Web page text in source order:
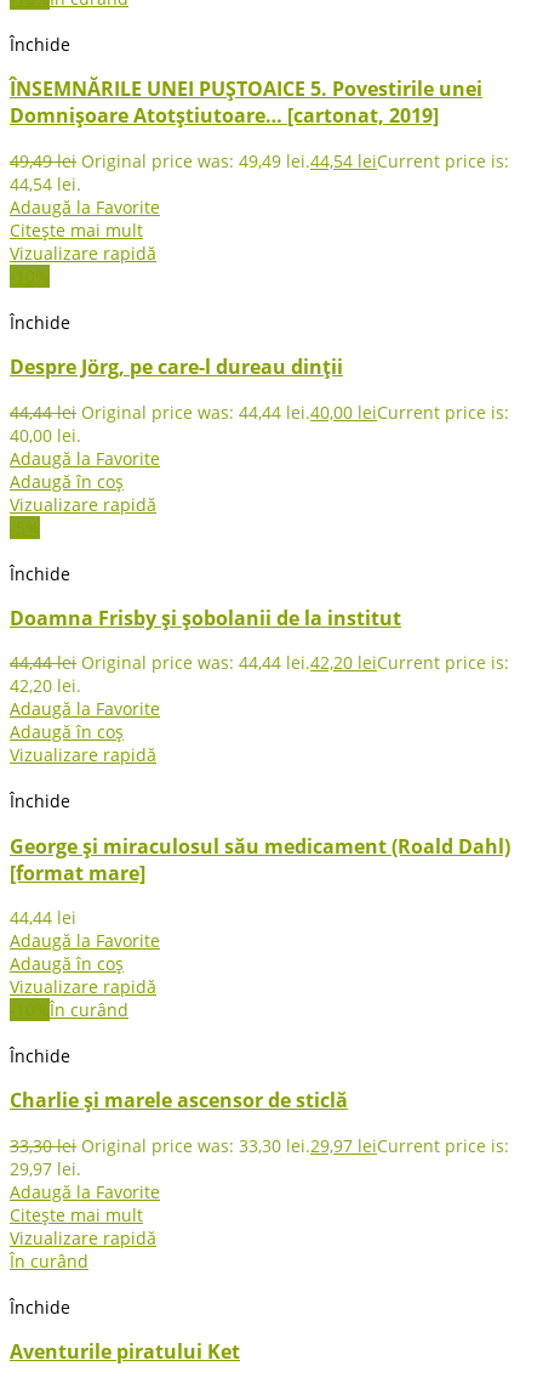
Închide
ÎNSEMNĂRILE UNEI PUȘTOAICE 5. Povestirile unei
Domnișoare Atotștiutoare… [cartonat, 2019]
49,49lei Original price was: 49,49 lei.44,54 leiCurrent price is:
44,54 lei.
Adaugă la Favorite
Citește mai mult
Vizualizare rapidă
-10%
Închide
Despre Jörg, pe care-l dureau dinţii
44,44lei Original price was: 44,44 lei.40,00 leiCurrent price is:
40,00 lei.
Adaugă la Favorite
Adaugă în coș
Vizualizare rapidă
-5%
Închide
Doamna Frisby și șobolanii de la institut
44,44lei Original price was: 44,44 lei.42,20 leiCurrent price is:
42,20 lei.
Adaugă la Favorite
Adaugă în coș
Vizualizare rapidă
Închide
George și miraculosul său medicament (Roald Dahl)
[format mare]
44,44 lei
Adaugă la Favorite
Adaugă în coș
Vizualizare rapidă
-10% În curând
Închide
Charlie și marele ascensor de sticlă
33,30lei Original price was: 33,30 lei.29,97 leiCurrent price is:
29,97 lei.
Adaugă la Favorite
Citește mai mult
Vizualizare rapidă
În curând
Închide
Aventurile piratului Ket